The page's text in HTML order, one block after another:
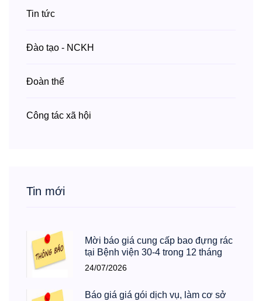
Tin tức
Đào tạo - NCKH
Đoàn thể
Công tác xã hội
Tin mới
Mời báo giá cung cấp bao đựng rác
tại Bệnh viện 30-4 trong 12 tháng
24/07/2026
Báo giá giá gói dịch vụ, làm cơ sở